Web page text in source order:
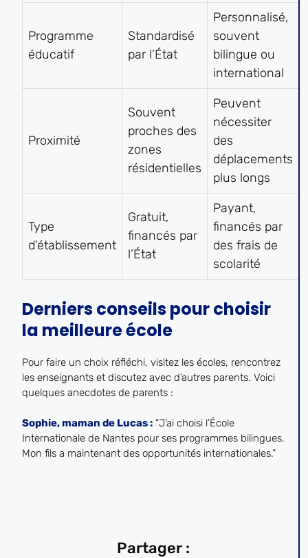
Programme
éducatif
Standardisé
par l’État
Personnalisé,
souvent
bilingue ou
international
Proximité
Souvent
proches des
zones
résidentielles
Peuvent
nécessiter
des
déplacements
plus longs
Type
d’établissement
Gratuit,
financés par
l’État
Payant,
financés par
des frais de
scolarité
Derniers conseils pour choisir
la meilleure école
Pour faire un choix réfléchi, visitez les écoles, rencontrez
les enseignants et discutez avec d’autres parents. Voici
quelques anecdotes de parents :
Sophie, maman de Lucas : “J’ai choisi l’École
Internationale de Nantes pour ses programmes bilingues.
Mon fils a maintenant des opportunités internationales.”
Partager :